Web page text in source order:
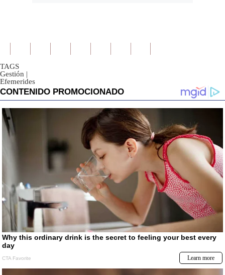
TAGS
Gestión |
Efemerides